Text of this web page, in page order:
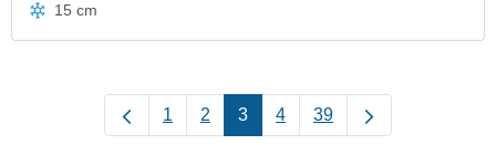
15 cm
1 2 3 4 39